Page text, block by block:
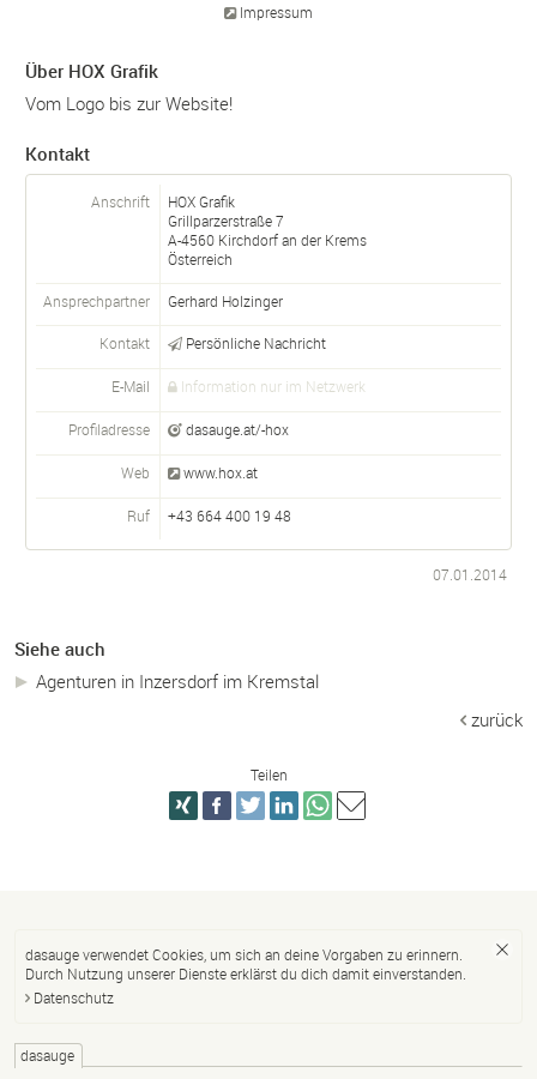
Impressum
Über HOX Grafik
Vom Logo bis zur Website!
Kontakt
Anschrift
HOX Grafik
Grillparzerstraße 7
A-4560 Kirchdorf an der Krems
Österreich
Ansprechpartner Gerhard Holzinger
Kontakt Persönliche Nachricht
E-Mail Information nur im Netzwerk
Profiladresse dasauge.at/-hox
Web www.hox.at
Ruf +43 664 400 19 48
07.01.2014
Siehe auch
Agenturen in Inzersdorf im Kremstal
zurück
Teilen
dasauge verwendet Cookies, um sich an deine Vorgaben zu erinnern.
Durch Nutzung unserer Dienste erklärst du dich damit einverstanden.
Datenschutz
dasauge